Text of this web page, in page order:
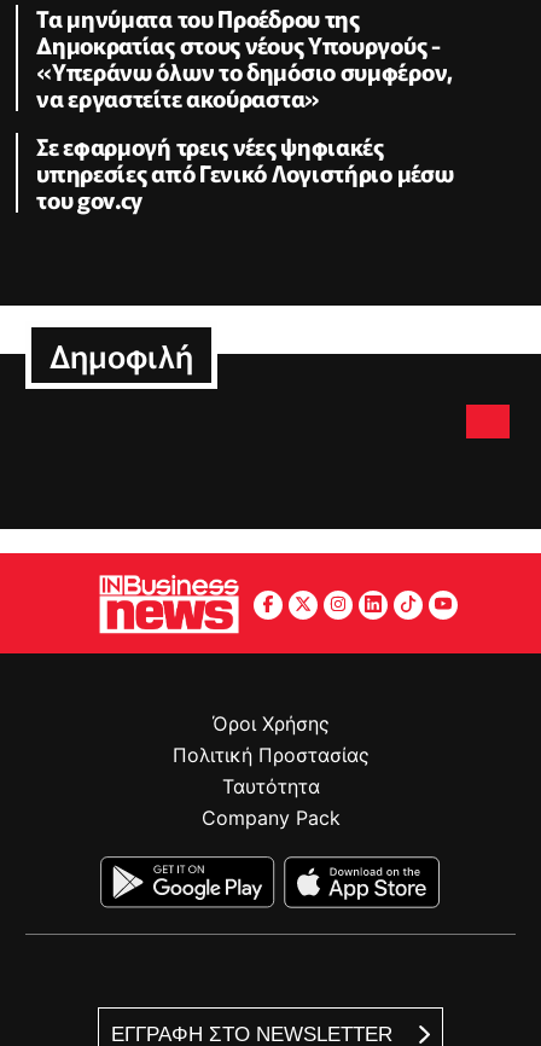
Τα μηνύματα του Προέδρου της
Δημοκρατίας στους νέους Υπουργούς -
«Υπεράνω όλων το δημόσιο συμφέρον,
να εργαστείτε ακούραστα»
Σε εφαρμογή τρεις νέες ψηφιακές
υπηρεσίες από Γενικό Λογιστήριο μέσω
του gov.cy
Δημοφιλή
ΕΓΓΡΑΦΗ ΣΤΟ NEWSLETTER
Όροι Χρήσης
Πολιτική Προστασίας
Ταυτότητα
Company Pack